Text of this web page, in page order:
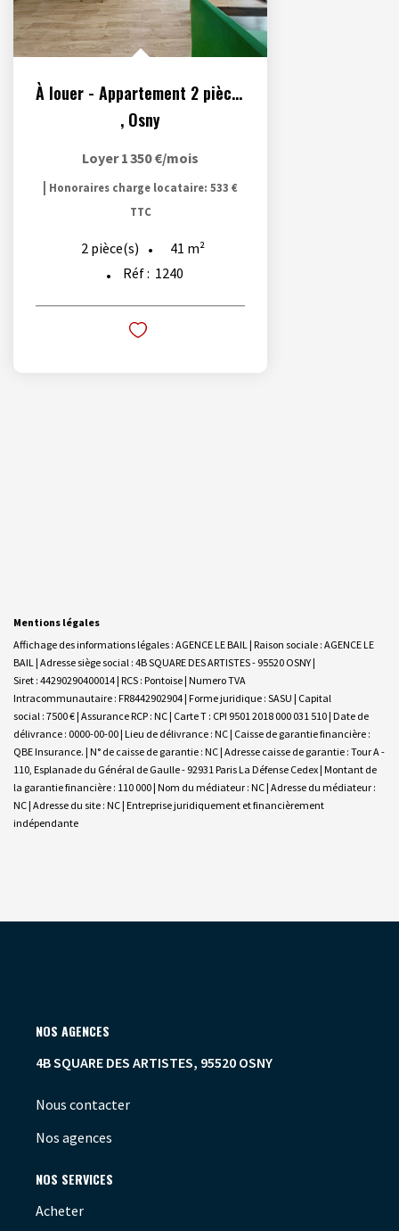
À louer - Appartement 2 pièces meublé situé à Osny
, Osny
Loyer 1 350 €/mois
| Honoraires charge locataire: 533 €
TTC
2 pièce(s) 41 m²
Réf : 1240
Mentions légales
Affichage des informations légales : AGENCE LE BAIL | Raison sociale : AGENCE LE
BAIL | Adresse siège social : 4B SQUARE DES ARTISTES - 95520 OSNY |
Siret : 44290290400014 | RCS : Pontoise | Numero TVA
Intracommunautaire : FR8442902904 | Forme juridique : SASU | Capital
social : 7500 € | Assurance RCP : NC | Carte T : CPI 9501 2018 000 031 510 | Date de
délivrance : 0000-00-00 | Lieu de délivrance : NC | Caisse de garantie financière :
QBE Insurance. | N° de caisse de garantie : NC | Adresse caisse de garantie : Tour A -
110, Esplanade du Général de Gaulle - 92931 Paris La Défense Cedex | Montant de
la garantie financière : 110 000 | Nom du médiateur : NC | Adresse du médiateur :
NC | Adresse du site : NC | Entreprise juridiquement et financièrement
indépendante
NOS AGENCES
4B SQUARE DES ARTISTES, 95520 OSNY
Nous contacter
Nos agences
NOS SERVICES
Acheter